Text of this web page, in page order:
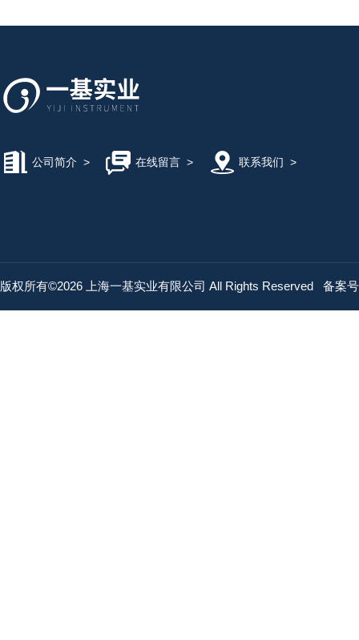
公司简介 > 在线留言> 联系我们 >
版权所有©2026 上海一基实业有限公司 All Rights Reserved 备案